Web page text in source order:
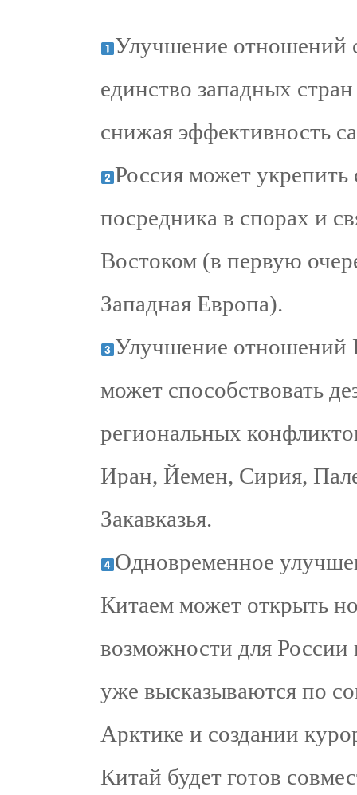
Улучшение
единство западных
снижая эффективность
Россия может
посредника в спорах и
Востоком (в первую
Западная Европа).
Улучшение отношений
может способствовать
региональных
Иран, Йемен, Сирия,
Закавказья.
Одновременное
Китаем может открыть
возможности для
уже высказываются по
Арктике и создании
Китай будет готов